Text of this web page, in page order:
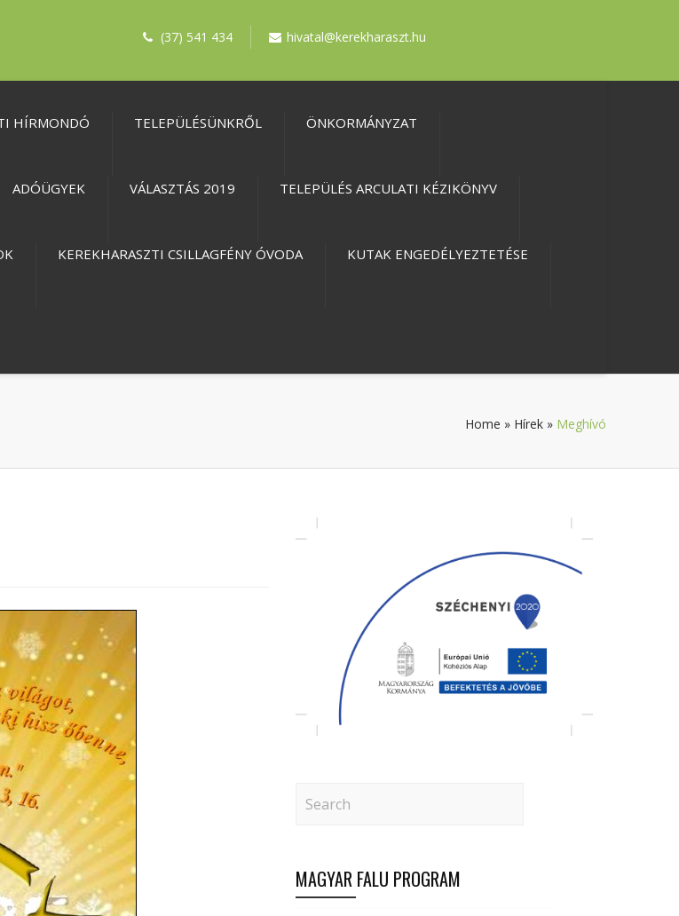
(37) 541 434 hivatal@kerekharaszt.hu
HÍRMONDÓ TELEPÜLÉSÜNKRŐL ÖNKORMÁNYZAT
ADÓÜGYEK VÁLASZTÁS 2019 TELEPÜLÉS ARCULATI KÉZIKÖNYV
KEREKHARASZTI CSILLAGFÉNY ÓVODA KUTAK ENGEDÉLYEZTETÉSE
Home » Hírek » Meghívó
MAGYAR FALU PROGRAM